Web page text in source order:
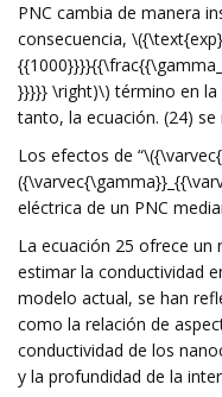
PNC cambia de manera
consecuencia,
}}}}} \right)\) término en la
tanto, la ecuación. (24)
Los efectos de
eléctrica de un PNC
La ecuación 25 ofrece un
estimar la conductividad
modelo actual, se han
como la relación de
conductividad de los
y la profundidad de la